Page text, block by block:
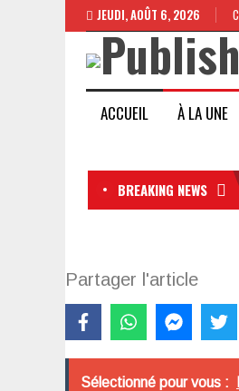
JEUDI, AOÛT 6, 2026
ACCUEIL À LA UNE
BREAKING NEWS
Partager l'article
Sélectionné pour vous :